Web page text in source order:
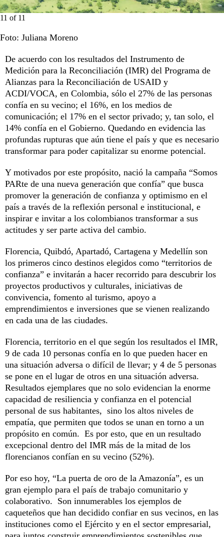
11 of 11
Foto: Juliana Moreno
De acuerdo con los resultados del Instrumento de
Medición para la Reconciliación (IMR) del Programa de
Alianzas para la Reconciliación de USAID y
ACDI/VOCA, en Colombia, sólo el 27% de las personas
confía en su vecino; el 16%, en los medios de
comunicación; el 17% en el sector privado; y, tan solo, el
14% confía en el Gobierno. Quedando en evidencia las
profundas rupturas que aún tiene el país y que es necesario
transformar para poder capitalizar su enorme potencial.
Y motivados por este propósito, nació la campaña “Somos
PARte de una nueva generación que confía” que busca
promover la generación de confianza y optimismo en el
país a través de la reflexión personal e institucional, e
inspirar e invitar a los colombianos transformar a sus
actitudes y ser parte activa del cambio.
Florencia, Quibdó, Apartadó, Cartagena y Medellín son
los primeros cinco destinos elegidos como “territorios de
confianza” e invitarán a hacer recorrido para descubrir los
proyectos productivos y culturales, iniciativas de
convivencia, fomento al turismo, apoyo a
emprendimientos e inversiones que se vienen realizando
en cada una de las ciudades.
Florencia, territorio en el que según los resultados el IMR,
9 de cada 10 personas confía en lo que pueden hacer en
una situación adversa o difícil de llevar; y 4 de 5 personas
se pone en el lugar de otros en una situación adversa.
Resultados ejemplares que no solo evidencian la enorme
capacidad de resiliencia y confianza en el potencial
personal de sus habitantes, sino los altos niveles de
empatía, que permiten que todos se unan en torno a un
propósito en común. Es por esto, que en un resultado
excepcional dentro del IMR más de la mitad de los
florencianos confían en su vecino (52%).
Por eso hoy, “La puerta de oro de la Amazonía”, es un
gran ejemplo para el país de trabajo comunitario y
colaborativo. Son innumerables los ejemplos de
caqueteños que han decidido confiar en sus vecinos, en las
instituciones como el Ejército y en el sector empresarial,